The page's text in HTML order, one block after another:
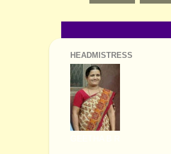
HEADMISTRESS